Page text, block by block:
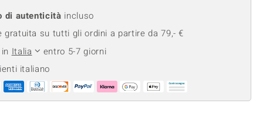
di autenticità incluso
gratuita su tutti gli ordini a partire da 79,- €
Italia
entro 5-7 giorni
italiano